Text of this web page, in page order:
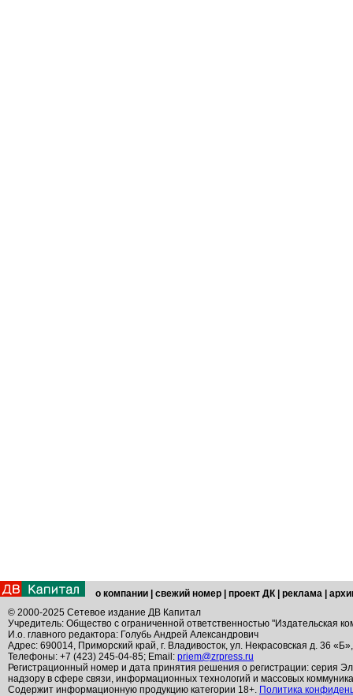
о компании свежий номер проект ДК реклама
© 2000-2025 Сетевое издание ДВ Капитал
Учредитель: Общество с ограниченной ответственностью "Издательская
И.о. главного редактора: Голубь Андрей Александрович
Адрес: 690014, Приморский край, г. Владивосток, ул. Некрасовская д. 36
Телефоны: +7 (423) 245-04-85; Email: priem@zrpress.ru
Регистрационный номер и дата принятия решения о регистрации: серия
надзору в сфере связи, информационных технологий и массовых
Содержит информационную продукцию категории 18+. Политика